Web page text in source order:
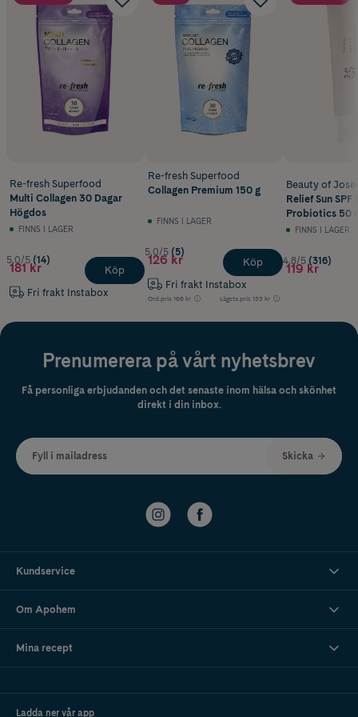
Fräsch apelsinsmak.
Re-fresh Superfood
Multi Collagen 30 Dagar
Högdos
FINNS I LAGER
5.0/5 (14)
181 kr
Fri frakt Instabox
Köp
Re-fresh Superfood
Collagen Premium 150 g
FINNS I LAGER
5.0/5 (5)
126 kr
Fri frakt Instabox
Ord.pris 166 kr Lägsta pris 133 kr
Köp
Beauty of
Relief Sun SPF
Probiotics 50
FINNS I LAGER
4.8/5 (316)
119 kr
Prenumerera på vårt nyhetsbrev
Få personliga erbjudanden och det senaste inom hälsa och skönhet
direkt i din inbox.
Fyll i mailadress Skicka
Kundservice
Om Apohem
Mina recept
Ladda ner vår app